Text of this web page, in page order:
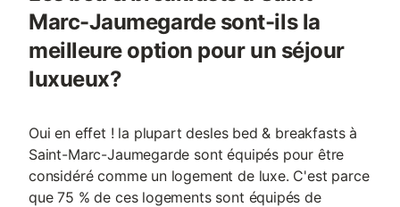
Marc-Jaumegarde sont-ils la
meilleure option pour un séjour
luxueux?
Oui en effet ! la plupart desles bed & breakfasts à
Saint-Marc-Jaumegarde sont équipés pour être
considéré comme un logement de luxe. C'est parce
que 75 % de ces logements sont équipés de